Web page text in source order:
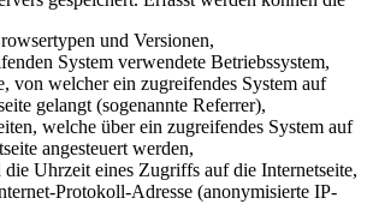
und Versionen,
System verwendete Betriebssystem,
von welcher ein zugreifendes System auf
gelangt (sogenannte Referrer),
welche über ein zugreifendes System auf
angesteuert werden,
die Uhrzeit eines Zugriffs auf die Internetseite,
Protokoll-Adresse (anonymisierte IP-